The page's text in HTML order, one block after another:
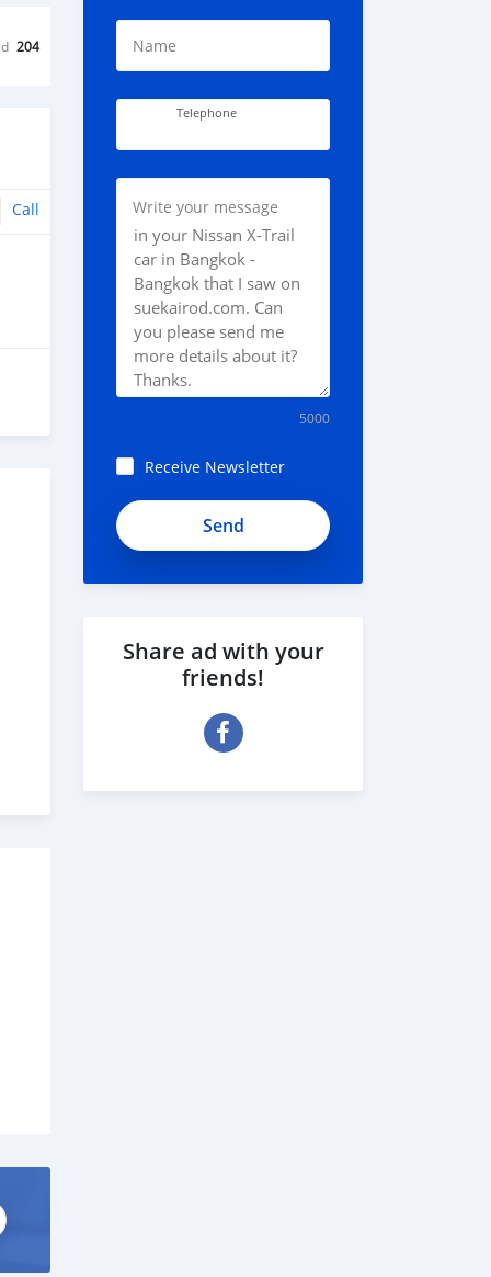
204
Call
Name
Telephone
Write your message
5000
Receive Newsletter
Share ad with your
friends!